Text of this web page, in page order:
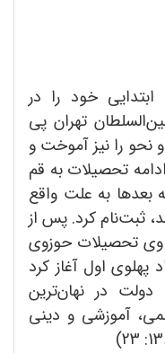
خود را در
تهران پی
را نیز آموخت و
تحصیلات به قم
بعدها به علت واقع
ثبت‌نام کرد. پس از
وی تحصیلات حوزوی
اول آغاز کرد
دولت در نهان‌ترین
آموزشی و دینی